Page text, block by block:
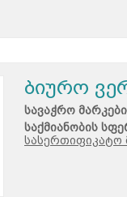
ბიურო
სავაჭრო
საქმიანობის
სასერთიფიკატო